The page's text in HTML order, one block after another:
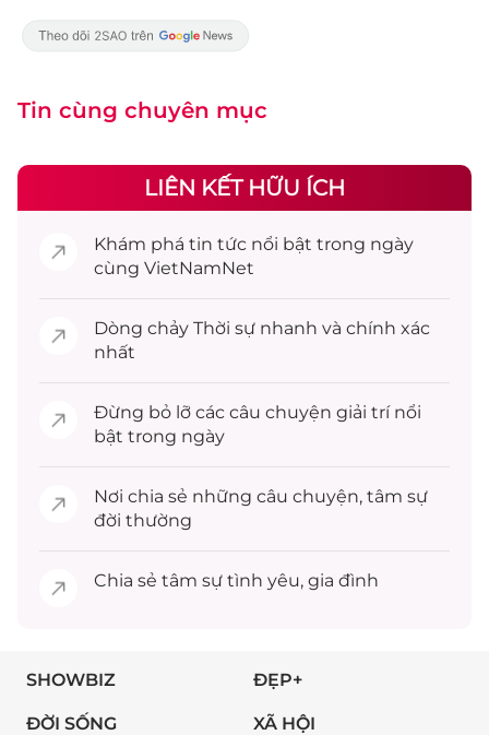
Tin cùng chuyên mục
LIÊN KẾT HỮU ÍCH
Khám phá tin tức nổi bật trong ngày
cùng VietNamNet
Dòng chảy Thời sự nhanh và chính xác
nhất
Đừng bỏ lỡ các câu chuyện giải trínổi
bật trong ngày
Nơi chia sẻ những câu chuyện, tâm sự
đời thường
Chia sẻ tâm sự tình yêu, gia đình
SHOWBIZ ĐẸP+
ĐỜI SỐNG XÃ HỘI